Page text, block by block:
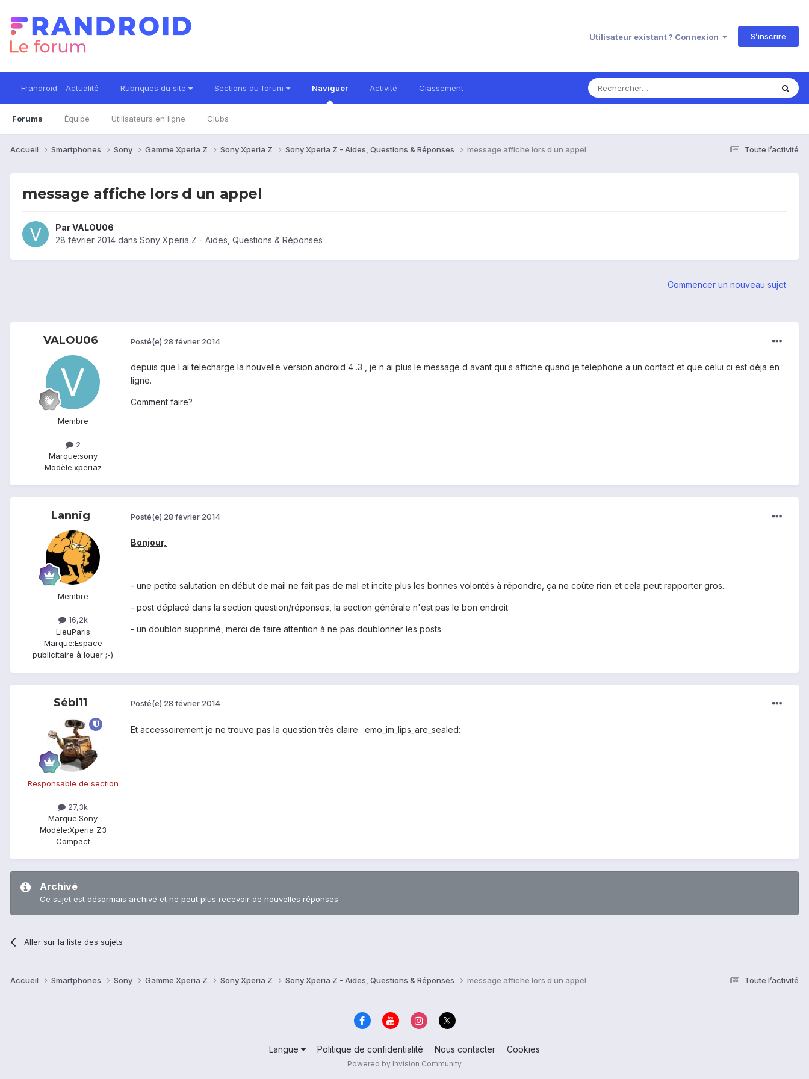
Utilisateur existant ? Connexion S’inscrire
Frandroid - Actualité Rubriques du site Sections du forum Naviguer
Forums Équipe Utilisateurs en ligne Clubs
Activité Classement
Toute l’activité
Accueil Smartphones Sony Gamme Xperia Z Sony Xperia Z Sony Xperia Z - Aides, Questions & Réponses message affiche lors d un appel
message affiche lors d un appel
ParVALOU06
28 février 2014 dans Sony Xperia Z - Aides, Questions & Réponses
Commencer un nouveau sujet
VALOU06
Membre
2
Marque:sony
Modèle:xperiaz
Posté(e) 28 février 2014
depuis que l ai telecharge la nouvelle version android 4 .3 , je n ai plus le message d avant qui s affiche quand je telephone a un contact et que celui ci est déja en
ligne.
Comment faire?
Lannig
Membre
16,2k
LieuParis
Marque:Espace
publicitaire à louer ;-)
Posté(e) 28 février 2014
Bonjour,
- une petite salutation en début de mail ne fait pas de mal et incite plus les bonnes volontés à répondre, ça ne coûte rien et cela peut rapporter gros...
- post déplacé dans la section question/réponses, la section générale n'est pas le bon endroit
- un doublon supprimé, merci de faire attention à ne pas doublonner les posts
Sébi11
Responsable de section
27,3k
Marque:Sony
Modèle:Xperia Z3
Compact
Posté(e) 28 février 2014
Et accessoirement je ne trouve pas la question très claire :emo_im_lips_are_sealed:
Archivé
Ce sujet est désormais archivé et ne peut plus recevoir de nouvelles réponses.
Aller sur la liste des sujets
Toute l’activité
Accueil Smartphones Sony Gamme Xperia Z Sony Xperia Z Sony Xperia Z - Aides, Questions & Réponses message affiche lors d un appel
Langue Politique de confidentialité Nous contacter Cookies
Powered by Invision Community